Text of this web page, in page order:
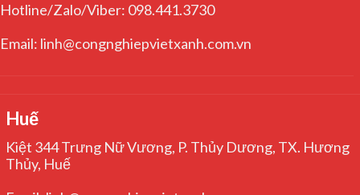
Hotline/Zalo/Viber: 098.441.3730
Email: linh@congnghiepvietxanh.com.vn
Huế
Kiệt 344 Trưng Nữ Vương, P. Thủy Dương, TX. Hương
Thủy, Huế